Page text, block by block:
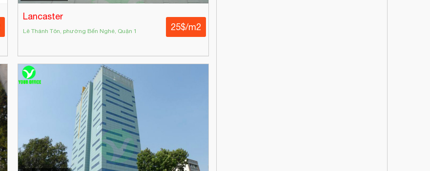
Lancaster
Lê Thánh Tôn, phường Bến Nghé, Quận 1 25$/m2